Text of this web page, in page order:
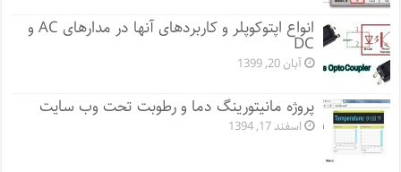
انواع اپتوکوپلر و کاربردهای آنها در مدارهای AC و
DC
آبان 20, 1399
پروژه مانيتورينگ دما و رطوبت تحت وب سایت
اسفند 17, 1394